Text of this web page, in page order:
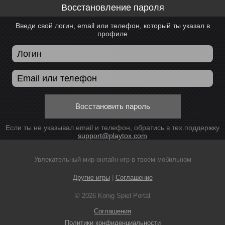
Восстановление пароля
Введи свой логин, email или телефон, который ты указал в
профиле
Восстановить пароль
Если ты не указывал email и телефон, обратись в тех.поддержку
support@playtox.com
Увлекательный мир онлайн-игр в твоем мобильном
Другие игры| Соглашение
© 2026 Konig Spiel Portal
Соглашения
Политики конфиденциальности